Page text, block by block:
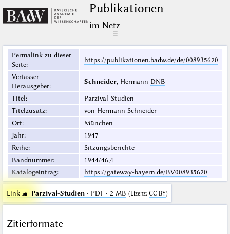
Publikationen
im Netz
☰
Permalink zu dieser
Seite:
https://publikationen.badw.de/de/008935620
Verfasser |
Herausgeber:
Schneider, Hermann DNB
Titel:
Parzival-Studien
Titelzusatz:
von Hermann Schneider
Ort:
München
Jahr:
1947
Reihe:
Sitzungsberichte
Bandnummer:
1944/46,4
Katalogeintrag: https://gateway-bayern.de/BV008935620
Link ☛ Parzival-Studien· PDF · 2 MB (Lizenz: CC BY)
Zitierformate